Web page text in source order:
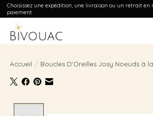
Choisissez une expédition, une livraison ou un retrait en
paiement
Accueil / Boucles D'Oreilles Josy Noeuds à